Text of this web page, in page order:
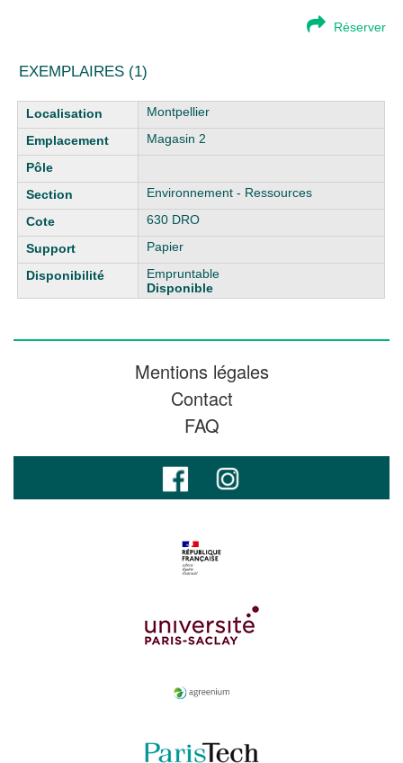
Réserver
EXEMPLAIRES (1)
Liste des exemplaires
Montpellier
Magasin 2
Environnement - Ressources
630 DRO
Papier
Empruntable
Disponible
Mentions légales
Contact
FAQ